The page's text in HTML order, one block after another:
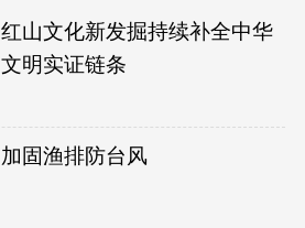
红山文化新发掘持续补全中华
文明实证链条
加固渔排防台风